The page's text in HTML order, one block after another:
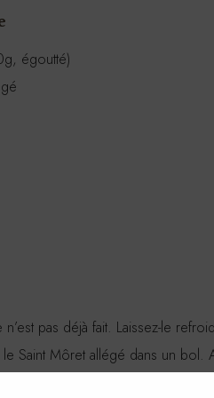
égoutté)
pas déjà fait. Laissez-le
le Saint Môret allégé dans un